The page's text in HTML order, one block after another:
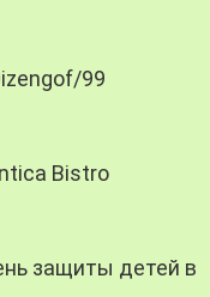
99
Bistro
защиты детей в